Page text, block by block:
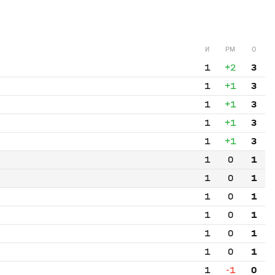
И РМ О
1 +2
3
1
+1
3
1
+1
3
1
+1
3
1
+1
3
1
0
1
1
0
1
1
0
1
1
0
1
1
0
1
1
0
1
1
-1 0